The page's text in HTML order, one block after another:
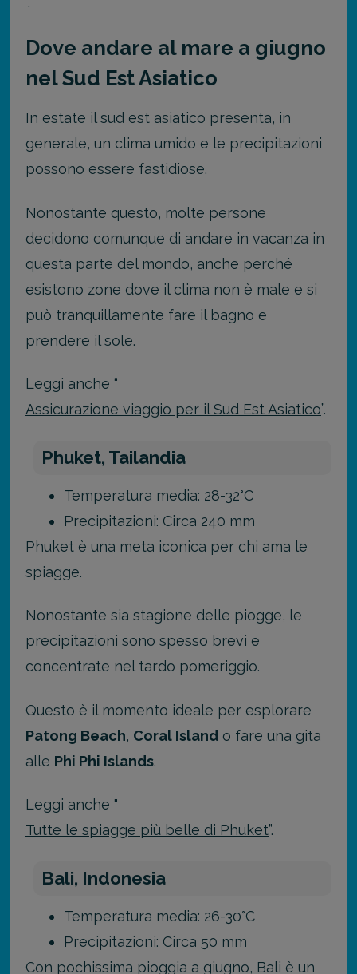
Dove andare al mare a giugno
nel Sud Est Asiatico
In estate il sud est asiatico presenta, in
generale, un clima umido e le precipitazioni
possono essere fastidiose.
Nonostante questo, molte persone
decidono comunque di andare in vacanza in
questa parte del mondo, anche perché
esistono zone dove il clima non è male e si
può tranquillamente fare il bagno e
prendere il sole.
Leggi anche “
Assicurazione viaggio per il Sud Est Asiatico”.
Phuket, Tailandia
Temperatura media: 28-32°C
Precipitazioni: Circa 240 mm
Phuket è una meta iconica per chi ama le
spiagge.
Nonostante sia stagione delle piogge, le
precipitazioni sono spesso brevi e
concentrate nel tardo pomeriggio.
Questo è il momento ideale per esplorare
Patong Beach, Coral Island o fare una gita
alle Phi Phi Islands.
Leggi anche "
Tutte le spiagge più belle di Phuket”.
Bali, Indonesia
Temperatura media: 26-30°C
Precipitazioni: Circa 50 mm
Con pochissima pioggia a giugno, Bali è un